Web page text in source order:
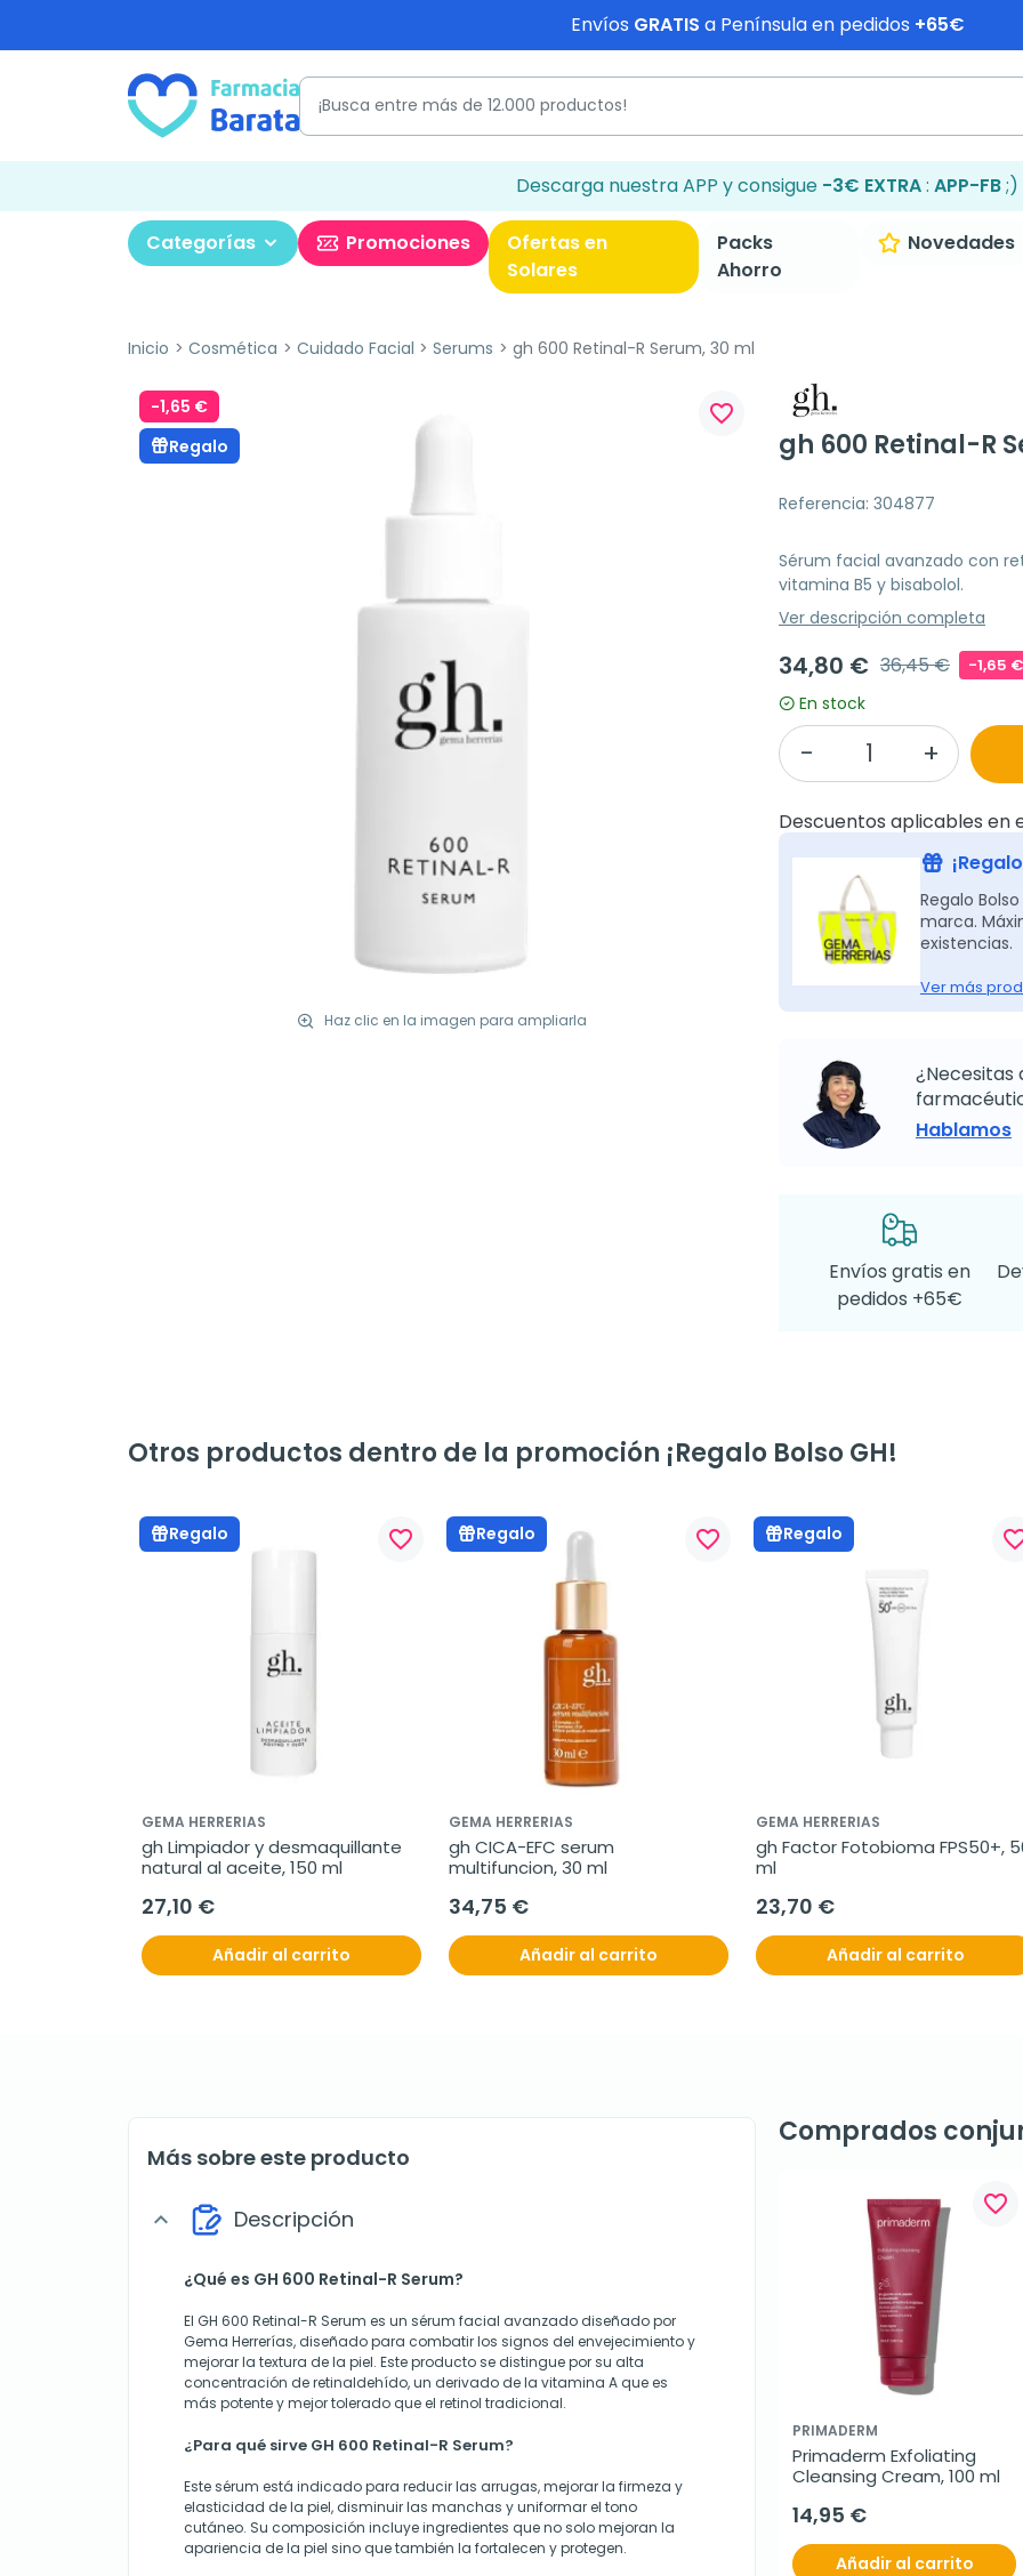
Envíos GRATIS a Península en pedidos +65€
Descarga nuestra APP y consigue -3€ EXTRA: APP-FB;)
Categorías Promociones
Ofertas en
Solares
Packs
Ahorro
Novedades
Inicio Cosmética Cuidado Facial Serums gh 600 Retinal-R Serum, 30 ml
-1,65 €
Regalo
Haz clic en la imagen para ampliarla
favorite_border
gh 600 Retinal-R
Referencia: 304877
Sérum facial avanzado con
vitamina B5 y bisabolol.
Ver descripción completa
34,80 € 36,45 € -1,65 €
En stock
Descuentos aplicables en
Regalo
marca.
existencias.
Ver más
¿Necesitas
Hablamos
Envíos gratis en
pedidos +65€
Otros productos dentro de la promoción ¡Regalo Bolso GH!
Regalo favorite_border
GEMA HERRERIAS
gh Limpiador y desmaquillante
natural al aceite, 150 ml
27,10 €
Añadir al carrito
Regalo favorite_border
GEMA HERRERIAS
gh CICA-EFC serum
multifuncion, 30 ml
34,75 €
Añadir al carrito
Regalo
GEMA HERRERIAS
gh Factor Fotobioma FPS50+,
ml
23,70 €
Añadir al carrito
Más sobre este producto
expand_more Descripción
¿Qué es GH 600 Retinal-R Serum?
El GH 600 Retinal-R Serum es un sérum facial avanzado diseñado por
Gema Herrerías, diseñado para combatir los signos del envejecimiento y
mejorar la textura de la piel. Este producto se distingue por su alta
concentración de retinaldehído, un derivado de la vitamina A que es
más potente y mejor tolerado que el retinol tradicional.
¿Para qué sirve GH 600 Retinal-R Serum?
Este sérum está indicado para reducir las arrugas, mejorar la firmeza y
elasticidad de la piel, disminuir las manchas y uniformar el tono
cutáneo. Su composición incluye ingredientes que no solo mejoran la
apariencia de la piel sino que también la fortalecen y protegen.
Comprados
favorite_border
PRIMADERM
Primaderm Exfoliating
Cleansing Cream, 100 ml
14,95 €
Añadir al carrito